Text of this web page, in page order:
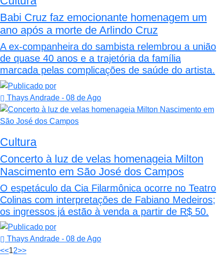
Babi Cruz faz emocionante homenagem um
ano após a morte de Arlindo Cruz
A ex-companheira do sambista relembrou a união
de quase 40 anos e a trajetória da família
marcada pelas complicações de saúde do artista.
Thays Andrade - 08 de Ago
Cultura
Concerto à luz de velas homenageia Milton
Nascimento em São José dos Campos
O espetáculo da Cia Filarmônica ocorre no Teatro
Colinas com interpretações de Fabiano Medeiros;
os ingressos já estão à venda a partir de R$ 50.
Thays Andrade - 08 de Ago
<<12>>